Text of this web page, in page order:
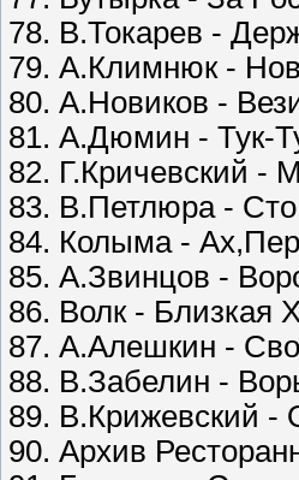
78. В.Токарев -
79. А.Климнюк -
80. А.Новиков -
81. А.Дюмин - Тук-
82. Г.Кричевский -
83. В.Петлюра -
84. Колыма -
85. А.Звинцов -
86. Волк - Близкая
87. А.Алешкин -
88. В.Забелин -
89. В.Крижевский -
90. Архив